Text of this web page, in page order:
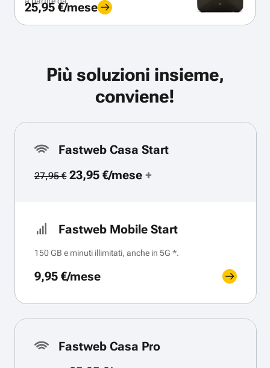
25,95 €/mese
Più soluzioni insieme,
conviene!
Fastweb Casa Start
27,95 €23,95 €/mese+
Fastweb Mobile Start
150 GB e minuti illimitati, anche in 5G *.
9,95 €/mese
Fastweb Casa Pro